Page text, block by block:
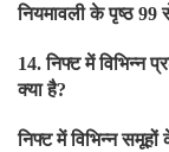
नियमावली के पृष्ठ99
14.निफ्ट में विभिन्न
क्या है?
निफ्ट में विभिन्न